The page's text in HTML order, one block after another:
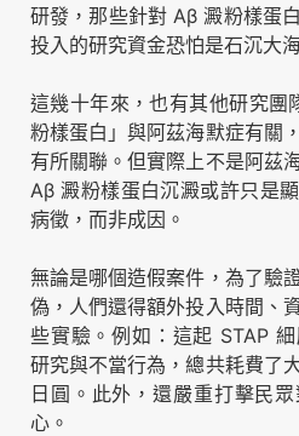
研發，那些針對 Aβ 澱粉樣蛋
投入的研究資金恐怕是石沉大
這幾十年來，也有其他研究團
粉樣蛋白」與阿茲海默症有關
有所關聯。但實際上不是阿茲
Aβ 澱粉樣蛋白沉澱或許只是
病徵，而非成因。
無論是哪個造假案件，為了驗
偽，人們還得額外投入時間、
些實驗。例如：這起 STAP
研究與不當行為，總共耗費了
日圓。此外，還嚴重打擊民
心。